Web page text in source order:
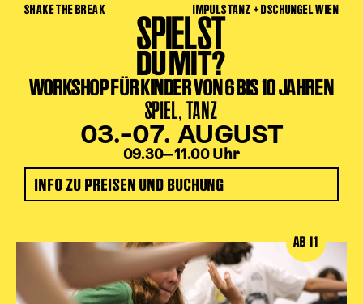
SHAKE THE BREAK IMPULSTANZ + DSCHUNGEL WIEN
SPIELST
DU MIT?
WORKSHOP FÜR KINDER VON 6 BIS 10 JAHREN
SPIEL, TANZ
03.–07. AUGUST
09.30‒11.00 Uhr
INFO ZU PREISEN UND BUCHUNG
AB 11